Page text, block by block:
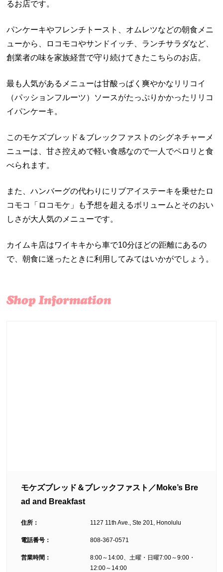
るお店です。
パンケーキやフレンチトースト、オムレツなどの朝食メニ
ューから、ロコモコやサンドイッチ、ランチサラダなど、
創業者の味を家族経営で守り続けてきたこちらのお店。
最も人気があるメニューは甘酸っぱく爽やかなリリコイ
（パッションフルーツ）ソースがたっぷりかかったリリコ
イパンケーキ。
このモケズブレッド＆ブレックファストのシグネチャーメ
ニューは、甘さ控えめで軽い食感なので一人でペロリと食
べられます。
また、ハンバーグの代わりにリブアイステーキを乗せたロ
コモコ「ロコモケ」も予想を超えるボリュームとそのおい
しさが大人気のメニューです。
カイムキ店はワイキキから車で10分ほどの距離にあるの
で、朝食に迷ったときに利用してみてはいかがでしょう。
モケズブレッド＆ブレックファスト／Moke’s Bre
ad and Breakfast
住所： 1127 11th Ave., Ste 201, Honolulu
電話番号： 808-367-0571
営業時間：
8:00～14:00、土曜・日曜7:00～9:00・
12:00～14:00